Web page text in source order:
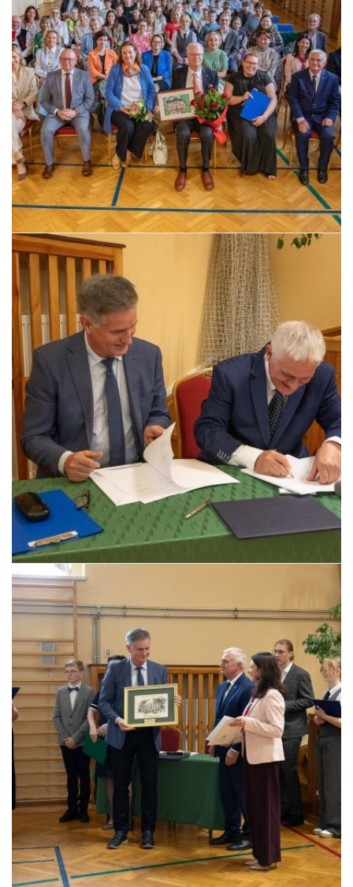
Pszczyna, 22 maja 2026 r.
Pszczyna, 22 maja 2026 r.
Pszczyna, 22 maja 2026 r.